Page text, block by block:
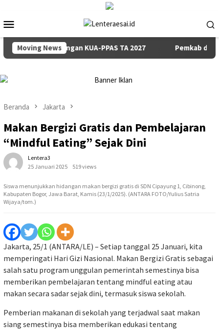
konten
Mobile
Moving News
Rancangan KUA-PPAS TA 2027 Pemkab dan DPRD
Beranda Jakarta
Makan Bergizi Gratis dan Pembelajaran
“Mindful Eating” Sejak Dini
Lentera3
25 Januari 2025
519 views
Siswa menunjukkan hidangan makan bergizi gratis di SDN Cipayung 1, Cibinong,
Kabupaten Bogor, Jawa Barat, Kamis (23/1/2025). (ANTARA FOTO/Yulius Satria
Wijaya/tom.)
Jakarta, 25/1 (ANTARA/LE) – Setiap tanggal 25 Januari, kita
memperingati Hari Gizi Nasional. Makan Bergizi Gratis sebagai
salah satu program unggulan pemerintah semestinya bisa
memberikan pembelajaran tentang mindful eating atau
makan secara sadar sejak dini, termasuk siswa sekolah.
Pemberian makanan di sekolah yang terjadwal saat makan
siang semestinya bisa memberikan edukasi tentang